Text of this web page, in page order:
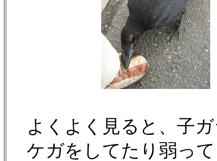
よくよく見ると、子
ケガをしてたり弱っ